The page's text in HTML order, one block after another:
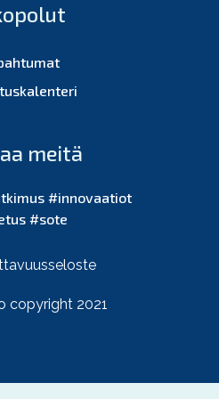
meitä
#innovaatiot
#sote
copyright 2021